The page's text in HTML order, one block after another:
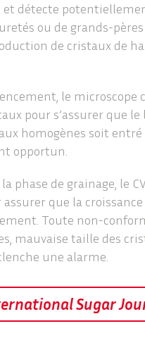
détecte
ou de grands-
de cristaux de
le microscope
pour s’assurer que le
homogènes soit entré
opportun.
phase de grainage, le
que la croissance
Toute non-
mauvaise taille des
une alarme.
Sugar